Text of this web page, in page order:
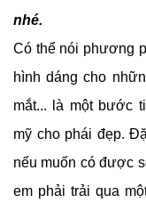
nhé.
Có thể nói phương
hình dáng cho
mắt... là một bước
mỹ cho phái đẹp.
nếu muốn có được
em phải trải qua